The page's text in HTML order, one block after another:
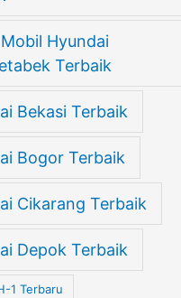
Hyundai
Terbaik
Bekasi Terbaik
Bogor Terbaik
Cikarang Terbaik
Depok Terbaik
1 Terbaru